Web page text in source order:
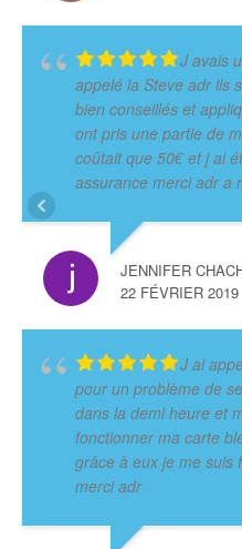
J avais
appelé la Steve adr ils
bien conseillés et
ont pris une partie de
coûtait que 50€ et j ai
assurance merci adr a
JENNIFER
22 FÉVRIER 2019
J ai
pour un problème de
dans la demi heure et
fonctionner ma carte
grâce à eux je me suis
merci adr